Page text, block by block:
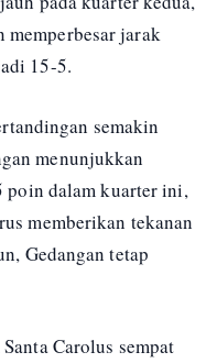
memperbesar jarak
15-5.
semakin
menunjukkan
poin dalam kuarter ini,
memberikan tekanan
Gedangan tetap
Carolus sempat